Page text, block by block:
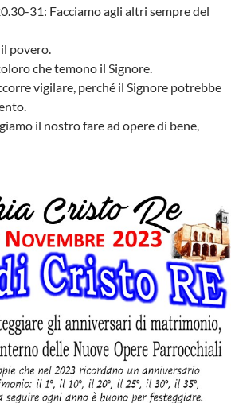
31: Facciamo agli altri sempre del
povero.
che temono il Signore.
vigilare, perché il Signore potrebbe
il nostro fare ad opere di bene,